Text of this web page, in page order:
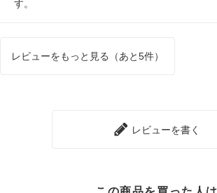
す。
レビューをもっと見る（あと5件）
レビューを書く